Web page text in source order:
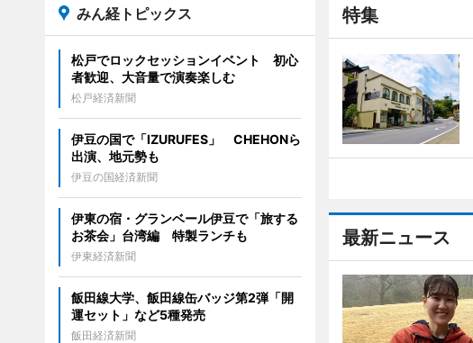
特集
最新ニュース
みん経トピックス
松戸でロックセッションイベント 初心
者歓迎、大音量で演奏楽しむ
松戸経済新聞
伊豆の国で「IZURUFES」 CHEHONら
出演、地元勢も
伊豆の国経済新聞
伊東の宿・グランベール伊豆で「旅する
お茶会」台湾編 特製ランチも
伊東経済新聞
飯田線大学、飯田線缶バッジ第2弾「開
運セット」など5種発売
飯田経済新聞